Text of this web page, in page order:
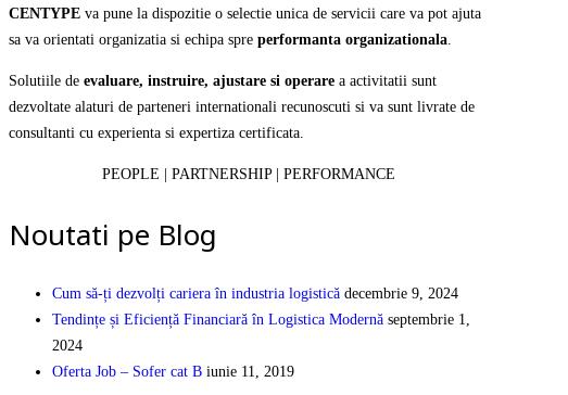
CENTYPE va pune la dispozitie o selectie unica de servicii care va pot ajuta
sa va orientati organizatia si echipa spre performanta organizationala
Solutiile de evaluare, instruire, ajustare si operare a activitatii sunt
dezvoltate alaturi de parteneri internationali recunoscuti si va sunt livrate de
consultanti cu experienta si expertiza certificata.
PEOPLE | PARTNERSHIP | PERFORMANCE
Noutati pe Blog
Cum să-ți dezvolți cariera în industria logistică decembrie 9, 2024
Tendințe și Eficiență Financiară în Logistica Modernă septembrie 1,
2024
Oferta Job – Sofer cat B iunie 11, 2019